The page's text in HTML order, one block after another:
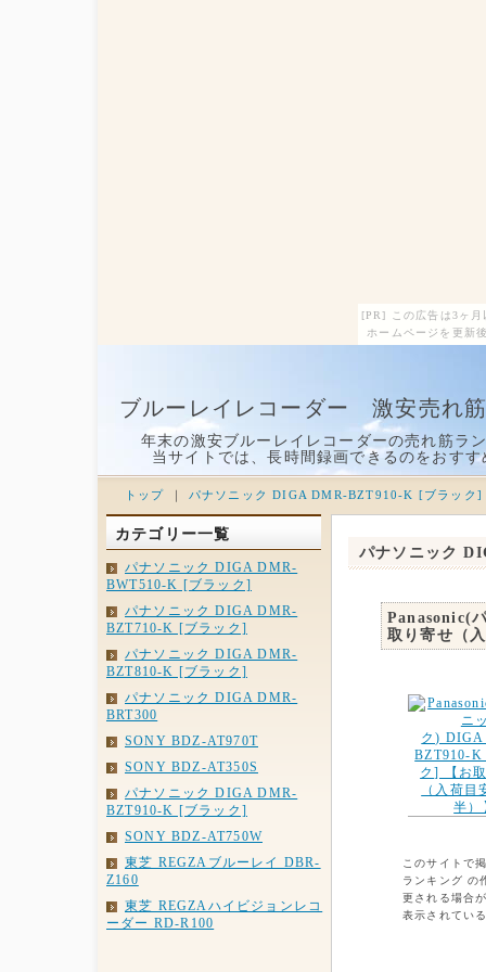
[PR] この広告は3ヶ
ホームページを更新
ブルーレイレコーダー 激安売れ
年末の激安ブルーレイレコーダーの売れ筋ラ
当サイトでは、長時間録画できるのをおす
トップ ｜ パナソニック DIGA DMR-BZT910-K [ブラック]
パナソニック
Panasonic(
取り寄せ（
このサイトで
ランキング の
更される場合
表示されてい
カテゴリー一覧
パナソニック DIGA DMR-
BWT510-K [ブラック]
パナソニック DIGA DMR-
BZT710-K [ブラック]
パナソニック DIGA DMR-
BZT810-K [ブラック]
パナソニック DIGA DMR-
BRT300
SONY BDZ-AT970T
SONY BDZ-AT350S
パナソニック DIGA DMR-
BZT910-K [ブラック]
SONY BDZ-AT750W
東芝 REGZAブルーレイ DBR-
Z160
東芝 REGZAハイビジョンレコ
ーダー RD-R100